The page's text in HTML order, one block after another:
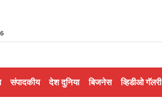
संपादकीय देश दुनिया बिजनेस व्हिडीओ गॅलरी